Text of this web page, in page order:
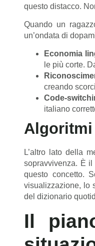
questo distacco.
Quando un
un’ondata di
Economia
le più corte.
creando
Code-
italiano
Algoritmi
L’altro lato della
sopravvivenza. È
questo concetto.
visualizzazione, lo
del dizionario
Il